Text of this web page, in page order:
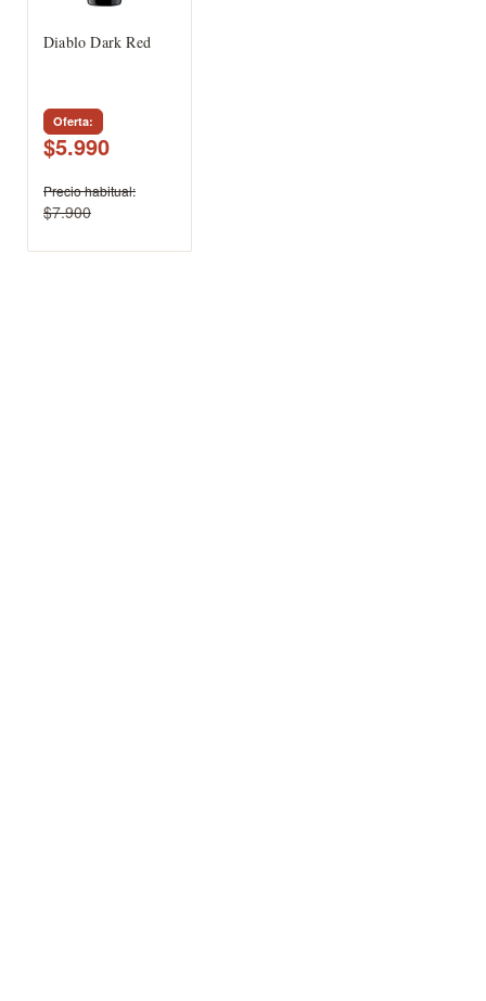
Diablo Dark Red
Oferta
$5.990
Precio habitual
$7.900